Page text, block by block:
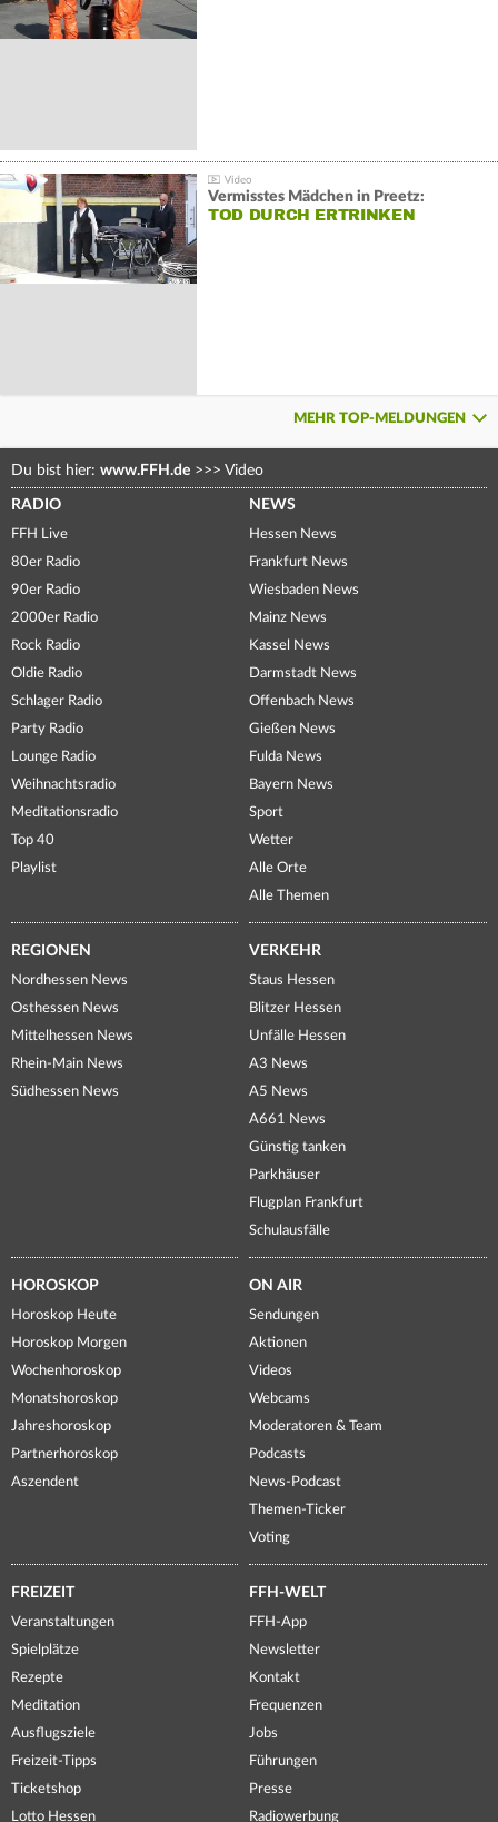
Vermisstes Mädchen in Preetz:
TOD DURCH ERTRINKEN
MEHR TOP-MELDUNGEN
Du bist hier: www.FFH.de >>> Video
RADIO
FFH Live
80er Radio
90er Radio
2000er Radio
Rock Radio
Oldie Radio
Schlager Radio
Party Radio
Lounge Radio
Weihnachtsradio
Meditationsradio
Top 40
Playlist
NEWS
Hessen News
Frankfurt News
Wiesbaden News
Mainz News
Kassel News
Darmstadt News
Offenbach News
Gießen News
Fulda News
Bayern News
Sport
Wetter
Alle Orte
Alle Themen
REGIONEN
Nordhessen News
Osthessen News
Mittelhessen News
Rhein-Main News
Südhessen News
VERKEHR
Staus Hessen
Blitzer Hessen
Unfälle Hessen
A3 News
A5 News
A661 News
Günstig tanken
Parkhäuser
Flugplan Frankfurt
Schulausfälle
HOROSKOP
Horoskop Heute
Horoskop Morgen
Wochenhoroskop
Monatshoroskop
Jahreshoroskop
Partnerhoroskop
Aszendent
ON AIR
Sendungen
Aktionen
Videos
Webcams
Moderatoren & Team
Podcasts
News-Podcast
Themen-Ticker
Voting
FREIZEIT
Veranstaltungen
Spielplätze
Rezepte
Meditation
Ausflugsziele
Freizeit-Tipps
Ticketshop
Lotto Hessen
FFH-WELT
FFH-App
Newsletter
Kontakt
Frequenzen
Jobs
Führungen
Presse
Radiowerbung